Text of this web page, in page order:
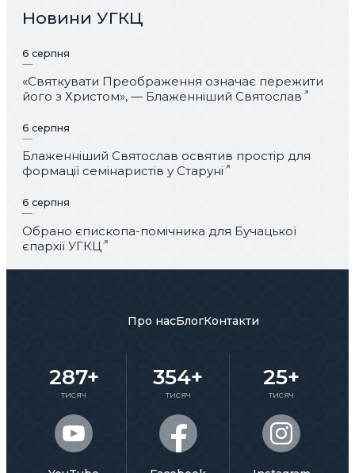
Новини УГКЦ
6 серпня
«Святкувати Преображення означає пережити
його з Христом», — Блаженніший Святослав
6 серпня
Блаженніший Святослав освятив простір для
формації семінаристів у Старуні
6 серпня
Обрано єпископа-помічника для Бучацької
єпархії УГКЦ
Про насБлогКонтакти
287+
тисяч
354+
тисяч
25+
тисяч